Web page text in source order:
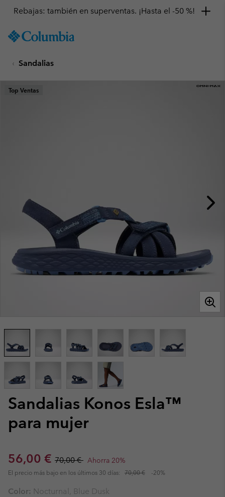
TO
SKIP
MAIN
NAV
Rebajas: también en superventas. ¡Hasta el -50 %!
Sandalias
Sandalias Konos Esla™
para mujer
Sale price:
56,00 € Regular price:
70,00 € Ahorra 20%
El precio más bajo en los últimos 30 días: 70,00 € -20%
Top Ventas
Color: Nocturnal, Blue Dusk